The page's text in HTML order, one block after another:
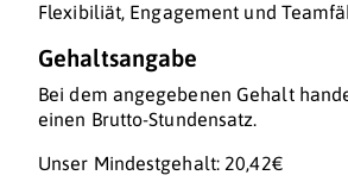
Flexibiliät, Engagement und
Gehaltsangabe
Bei dem angegebenen Gehalt
einen Brutto-Stundensatz.
Unser Mindestgehalt: 20,42€